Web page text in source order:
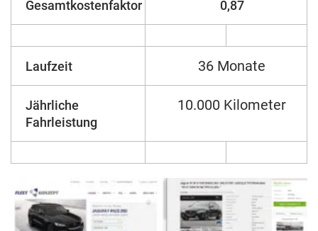
Gesamtkostenfaktor 0,87
Laufzeit 36 Monate
Jährliche
Fahrleistung
10.000 Kilometer